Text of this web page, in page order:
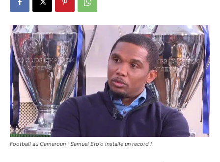
Football au Cameroun : Samuel Eto'o installe un record !